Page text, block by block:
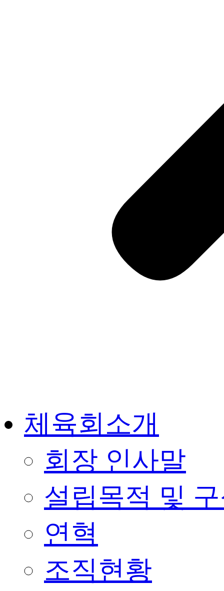
체육회소개
회장 인사말
설립목적 및
연혁
조직현황